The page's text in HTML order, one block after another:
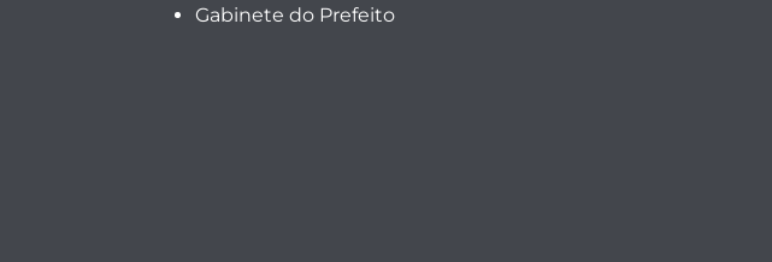
Gabinete do Prefeito